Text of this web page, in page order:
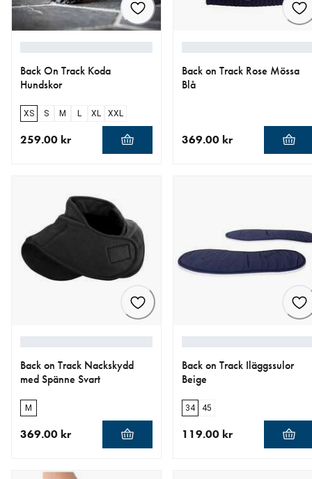
Back On Track Koda
Hundskor
XS S M L XL XXL
259.00 kr
Back on Track Rose Mössa
Blå
369.00 kr
Back on Track Nackskydd
med Spänne Svart
M
369.00 kr
Back on Track Iläggssulor
Beige
34 45
119.00 kr